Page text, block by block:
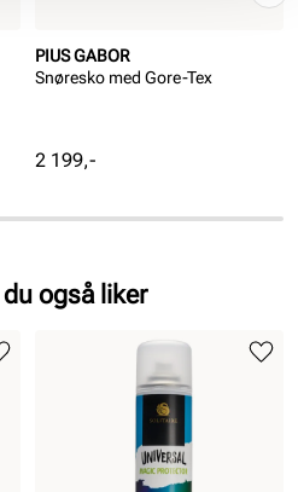
PIUS GABOR
Snøresko med Gore-Tex
Pris
2 199,-
også liker